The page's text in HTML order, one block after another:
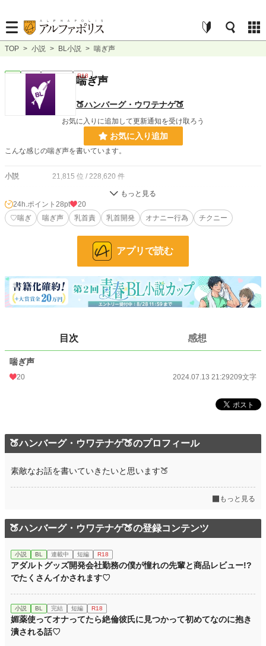
TOP > 小説 > BL小説 > 喘ぎ声
完結 ｼｮｰﾄｼｮｰﾄ R18
喘ぎ声
🍑ハンバーグ・ウワテナゲ🍑
お気に入りに追加して更新通知を受け取ろう
お気に入り追加
こんな感じの喘ぎ声を書いています。
小説 21,815 位 / 228,620 件
5,471 位 / 31,393 件
お気に入り 7
更新日時 2024.07.13 21:29
初回公開日時 2024.07.13 21:29
196 pt (25,220 位)
月間ポイント
24h.ポイント 28pt
20
♡喘ぎ
喘ぎ声 乳首責 乳首開発 オナニー行為 チクニー
アプリで読む
目次 感想
喘ぎ声
20 2024.07.13 21:29209文字
🍑ハンバーグ・ウワテナゲ🍑のプロフィール
素敵なお話を書いていきたいと思います🍑
もっと見る
🍑ハンバーグ・ウワテナゲ🍑の登録コンテンツ
小説 BL 連載中 短編 R18
アダルトグッズ開発会社勤務の僕が憧れの先輩と商品レビュー!?
でたくさんイかされます♡
小説 BL 完結 短編 R18
媚薬使ってオナってたら絶倫彼氏に見つかって初めてなのに抱き
潰される話♡